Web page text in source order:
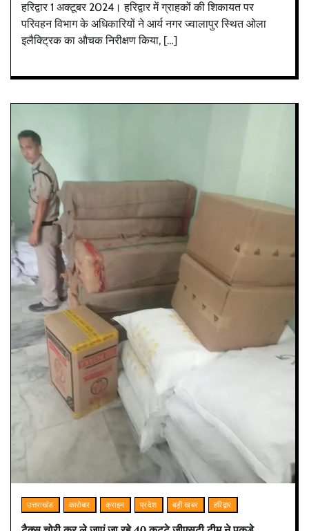
हरिद्वार 1 अक्टूबर 2024। हरिद्वार में ग्राहकों की शिकायत पर
परिवहन विभाग के अधिकारियों ने आर्य नगर ज्वालापुर स्थित ओला
इलैक्ट्रिक का औचक निरीक्षण किया, […]
उत्तराखंड कारोबार क्राइम प्रदेश बड़ी खबर हरिद्वार